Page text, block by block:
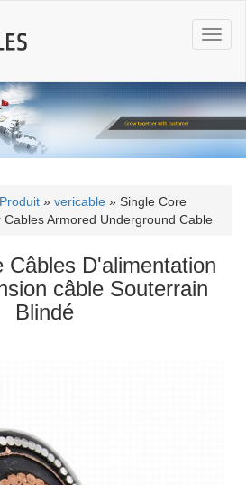
T
o
g
l
n
a
g
i
Produit » vericable » Single Core
Cables Armored Underground Cable
Câbles D'alimentation
câble Souterrain
Blindé